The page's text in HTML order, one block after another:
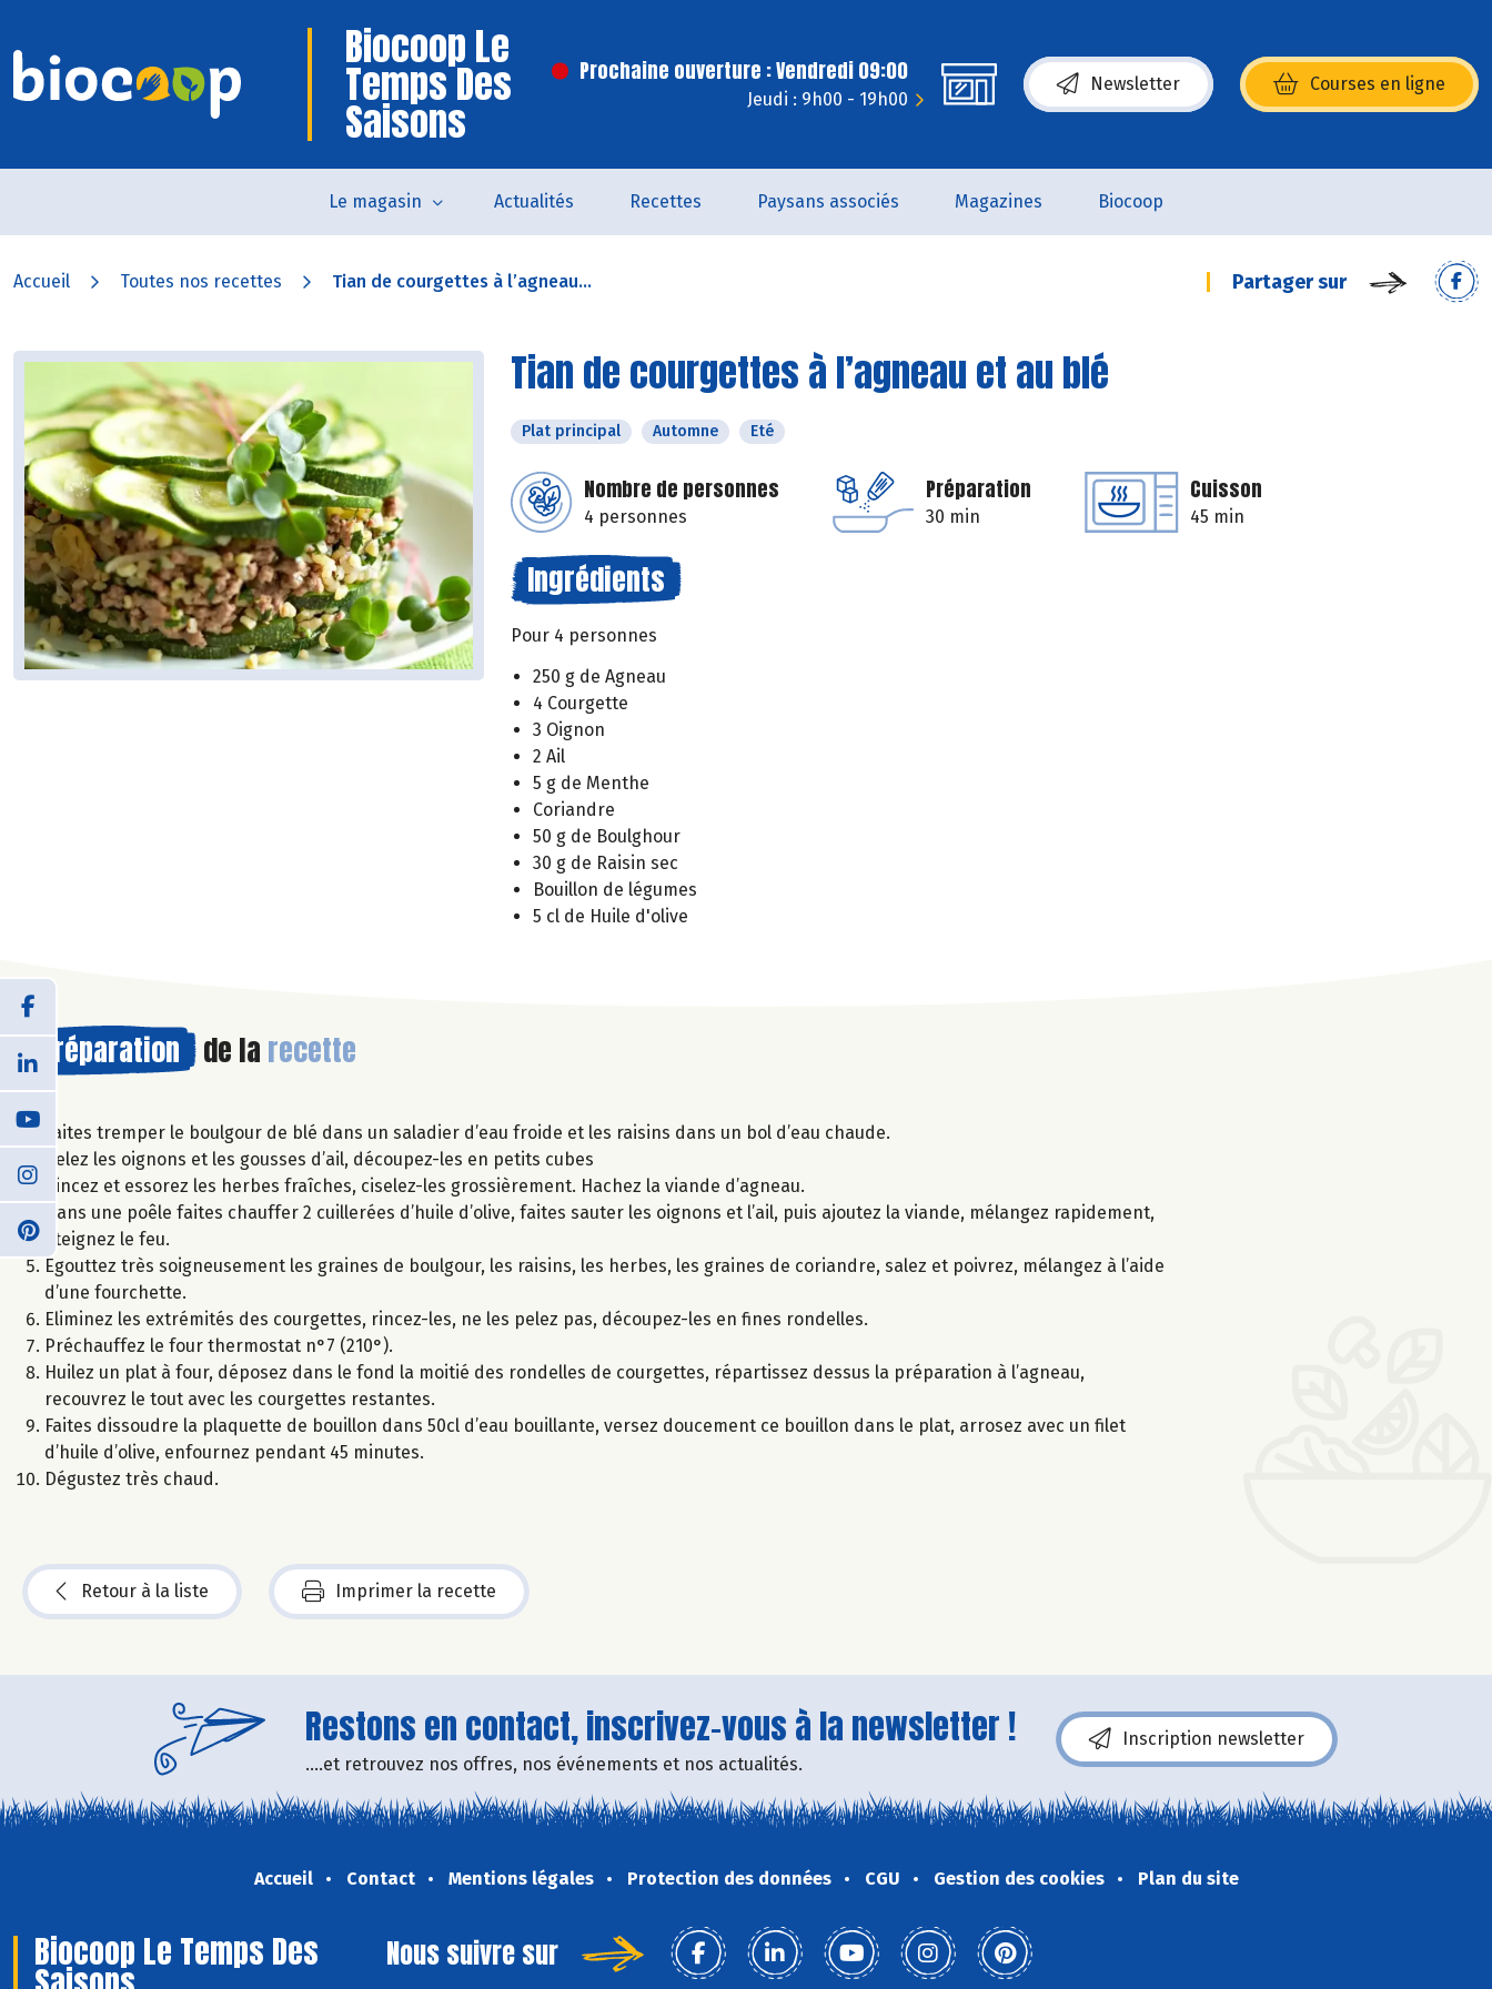
Biocoop Le
Temps Des
Saisons
Prochaine ouverture : Vendredi 09:00
Jeudi : 9h00 - 19h00
Newsletter Courses en ligne
(s’ouvre dans une nouvelle fenêtre)
Le magasin Actualités Recettes Paysans associés Magazines Biocoop
Accueil Toutes nos recettes Tian de courgettes à l’agneau... Partager sur
Tian de courgettes à l’agneau et au blé
Plat principal Automne Eté
Nombre de personnes
4 personnes
Préparation
30 min
Cuisson
45 min
Ingrédients
Pour 4 personnes
250 g de Agneau
4 Courgette
3 Oignon
2 Ail
5 g de Menthe
Coriandre
50 g de Boulghour
30 g de Raisin sec
Bouillon de légumes
5 cl de Huile d'olive
Préparation de la recette
Faites tremper le boulgour de blé dans un saladier d’eau froide et les raisins dans un bol d’eau chaude.
Pelez les oignons et les gousses d’ail, découpez-les en petits cubes
Rincez et essorez les herbes fraîches, ciselez-les grossièrement. Hachez la viande d’agneau.
Dans une poêle faites chauffer 2 cuillerées d’huile d’olive, faites sauter les oignons et l’ail, puis ajoutez la viande, mélangez rapidement,
éteignez le feu.
Egouttez très soigneusement les graines de boulgour, les raisins, les herbes, les graines de coriandre, salez et poivrez, mélangez à l’aide
d’une fourchette.
Eliminez les extrémités des courgettes, rincez-les, ne les pelez pas, découpez-les en fines rondelles.
Préchauffez le four thermostat n°7 (210°).
Huilez un plat à four, déposez dans le fond la moitié des rondelles de courgettes, répartissez dessus la préparation à l’agneau,
recouvrez le tout avec les courgettes restantes.
Faites dissoudre la plaquette de bouillon dans 50cl d’eau bouillante, versez doucement ce bouillon dans le plat, arrosez avec un filet
d’huile d’olive, enfournez pendant 45 minutes.
Dégustez très chaud.
Retour à la liste Imprimer la recette
Restons en contact, inscrivez-vous à la newsletter !
....et retrouvez nos offres, nos événements et nos actualités.
Inscription newsletter
Accueil Contact Mentions légales Protection des données CGU Gestion des cookies Plan du site
Biocoop Le Temps Des Nous suivre sur